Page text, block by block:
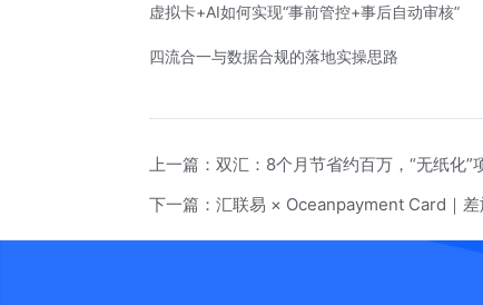
虚拟卡+AI如何实现“事前管控+事后自动审核”
四流合一与数据合规的落地实操思路
上一篇：双汇：8个月节省约百万，“无纸化”
下一篇：汇联易 × Oceanpayment Card｜